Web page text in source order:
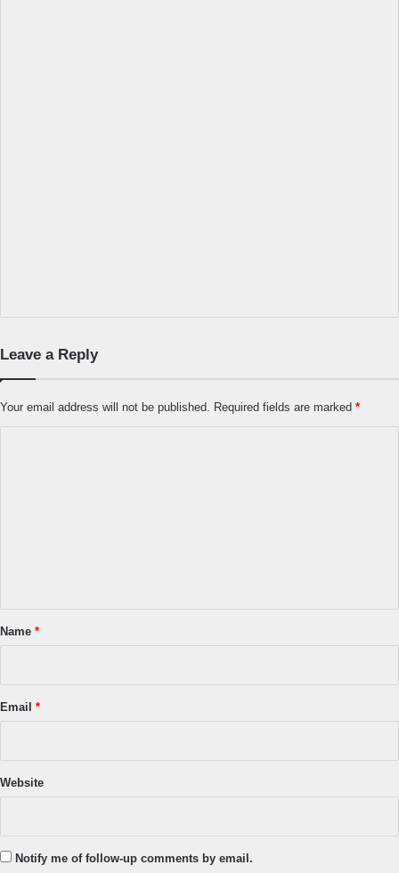
Leave a Reply
Your email address will not be published. Required fields are marked *
*Name *
Email *
Website
Notify me of follow-up comments by email.